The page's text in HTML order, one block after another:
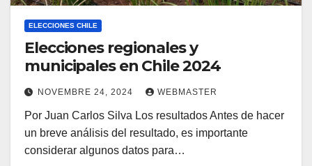
ELECCIONES CHILE
Elecciones regionales y
municipales en Chile 2024
NOVEMBRE 24, 2024 WEBMASTER
Por Juan Carlos Silva Los resultados Antes de hacer
un breve análisis del resultado, es importante
considerar algunos datos para…